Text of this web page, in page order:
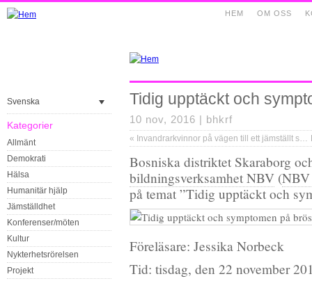
OM OSS
HEM
Svenska
Kategorier
Allmänt
Demokrati
Hälsa
Humanitär hjälp
Jämställdhet
Konferenser/möten
Kultur
Nykterhetsrörelsen
Projekt
Tidig upptäckt och
10 nov, 2016 | bhkrf
« Invandrarkvinnor på vägen till ett jämställt samhälle / 2
Bosniska distriktet Skaraborg
bildningsverksamhet NBV (NBV
på temat ”Tidig upptäckt och
Föreläsare: Jessika Norbeck
Tid: tisdag, den 22 november